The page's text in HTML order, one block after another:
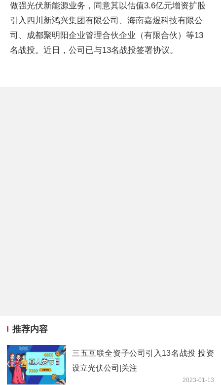
做强光伏新能源业务，同意其以估值3.6亿元增资扩股
引入四川新鸿兴集团有限公司、海南嘉煜科技有限公
司、成都聚明阳企业管理合伙企业（有限合伙）等13
名战投。近日，公司已与13名战投签署协议。
推荐内容
三五互联全资子公司引入13名战投 投资
设立光伏公司|关注
2023-01-13